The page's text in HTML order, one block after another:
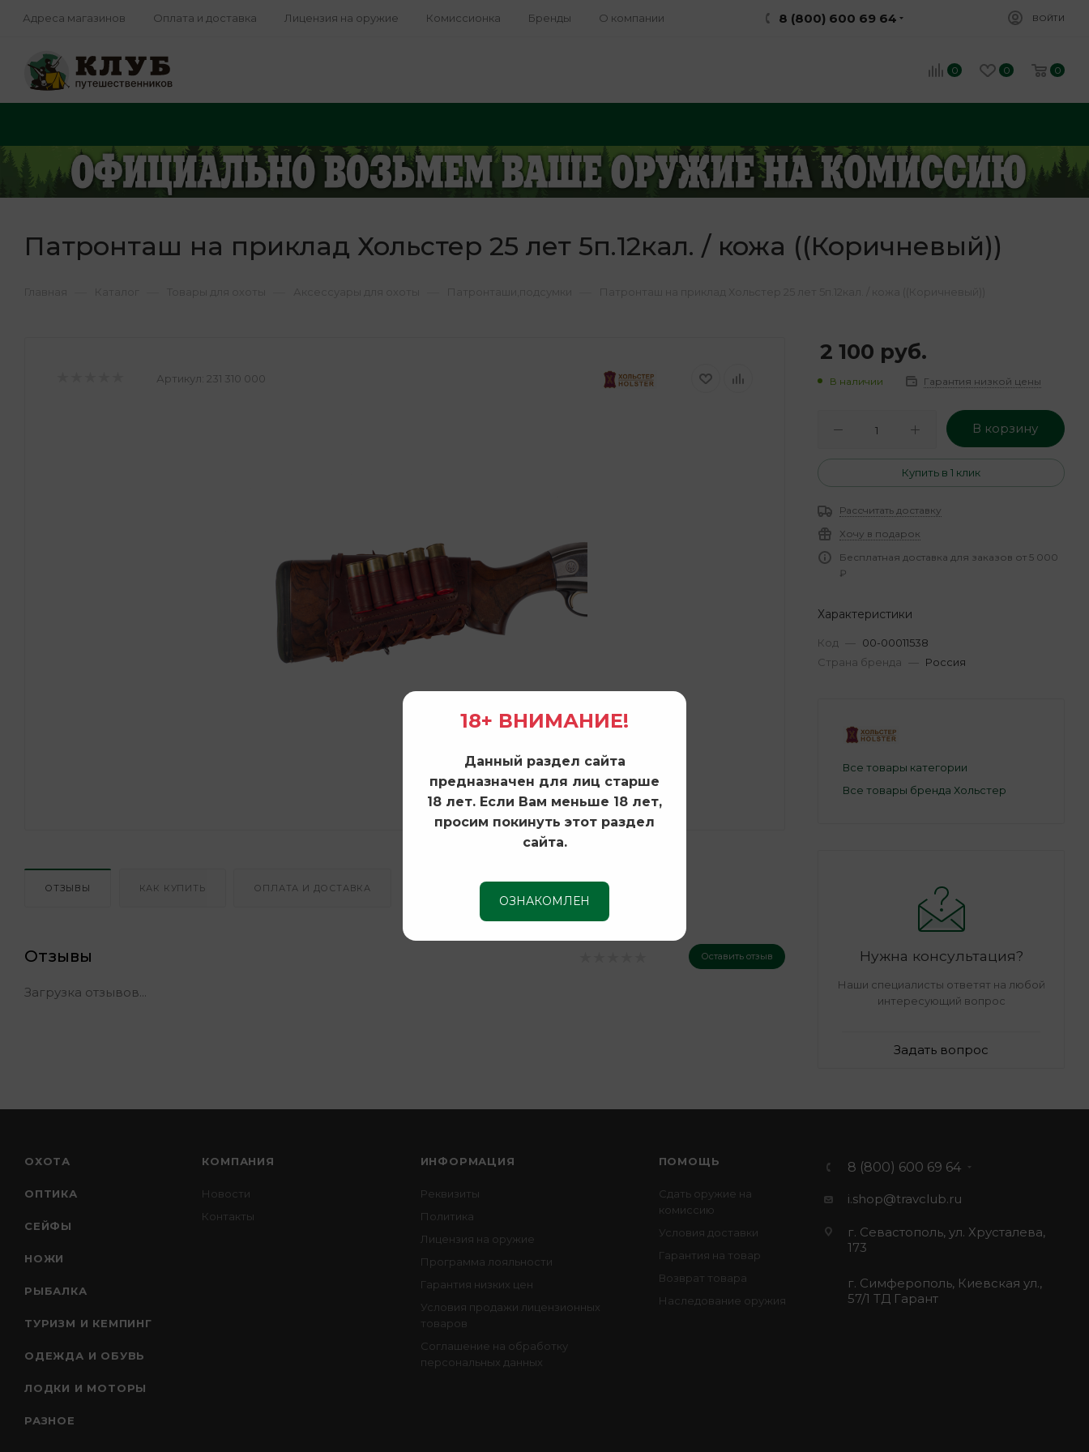
Адреса магазинов Оплата и доставка Лицензия на оружие Комиссионка Бренды О компании 8 (800) 600 69 64 ВОЙТИ
0 0 0
Патронташ на приклад Хольстер 25 лет 5п.12кал. / кожа ((Коричневый))
Артикул: 231 310 000
ОТЗЫВЫ КАК КУПИТЬ ОПЛАТА И ДОСТАВКА
Отзывы Оставить отзыв
Загрузка отзывов...
2 100 руб.
В наличии Гарантия низкой цены
В корзину
Купить в 1 клик
Рассчитать доставку
Хочу в подарок
Бесплатная доставка для заказов от 5 000
₽
Характеристики
Код — 00-00011538
Страна бренда — Россия
Все товары категории
Все товары бренда Хольстер
Нужна консультация?
Наши специалисты ответят на любой
интересующий вопрос
Задать вопрос
ОХОТА
ОПТИКА
СЕЙФЫ
НОЖИ
РЫБАЛКА
ТУРИЗМ И КЕМПИНГ
ОДЕЖДА И ОБУВЬ
ЛОДКИ И МОТОРЫ
РАЗНОЕ
КОМПАНИЯ
Новости
Контакты
ИНФОРМАЦИЯ
Реквизиты
Политика
Лицензия на оружие
Программа лояльности
Гарантия низких цен
Условия продажи лицензионных
товаров
Соглашение на обработку
персональных данных
ПОМОЩЬ
Сдать оружие на
комиссию
Условия доставки
Гарантия на товар
Возврат товара
Наследование оружия
8 (800) 600 69 64
i.shop@travclub.ru
г. Севастополь, ул. Хрусталева,
173
г. Симферополь, Киевская ул.,
57/1 ТД Гарант
18+ ВНИМАНИЕ!
Данный раздел сайта
предназначен для лиц старше
18 лет. Если Вам меньше 18 лет,
просим покинуть этот раздел
сайта.
ОЗНАКОМЛЕН